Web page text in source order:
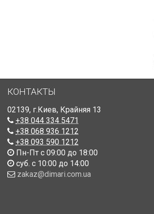
КОНТАКТЫ
02139, г.Киев, Крайняя 13
+38 044 334 5471
+38 068 936 1212
+38 093 590 1212
Пн-Пт с 09:00 до 18:00
суб. с 10:00 до 14:00
zakaz@dimari.com.ua